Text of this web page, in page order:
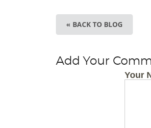
« BACK TO BLOG
Add Your
Your